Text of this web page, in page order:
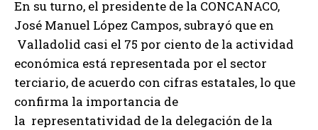
En su turno, el presidente de la CONCANACO,
José Manuel López Campos, subrayó que en
Valladolid casi el 75 por ciento de la actividad
económica está representada por el sector
terciario, de acuerdo con cifras estatales, lo que
confirma la importancia de
la representatividad de la delegación de la